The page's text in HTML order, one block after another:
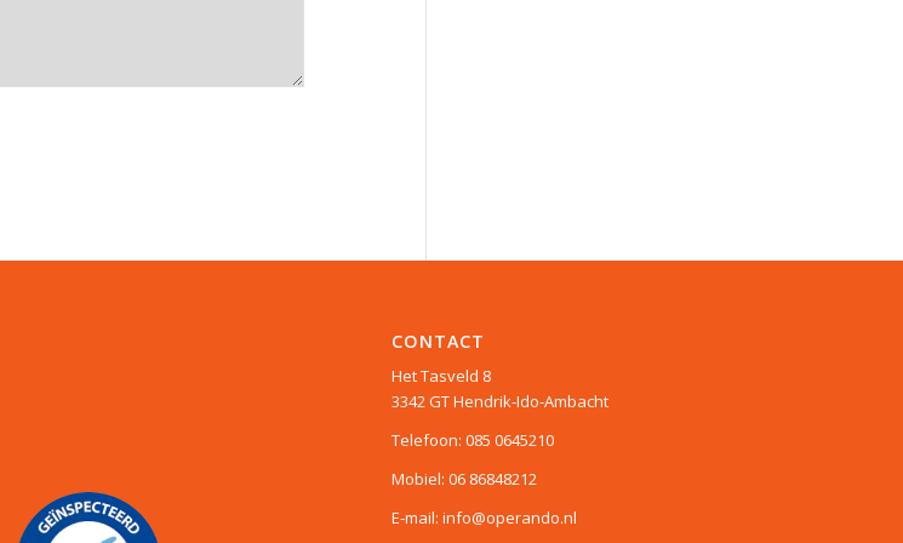
CONTACT
Het Tasveld 8
3342 GT Hendrik-Ido-Ambacht
Telefoon: 085 0645210
Mobiel: 06 86848212
E-mail: info@operando.nl